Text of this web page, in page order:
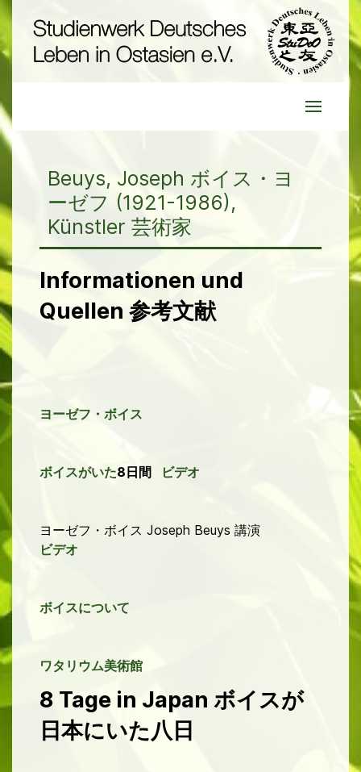
Beuys, Joseph ボイス・ヨ
ーゼフ (1921-1986),
Künstler 芸術家
Informationen und
Quellen 参考文献
ヨーゼフ・ボイス
ボイスがいた8日間 ビデオ
ヨーゼフ・ボイス Joseph Beuys 講演
ビデオ
ボイスについて
ワタリウム美術館
8 Tage in Japan ボイスが
日本にいた八日